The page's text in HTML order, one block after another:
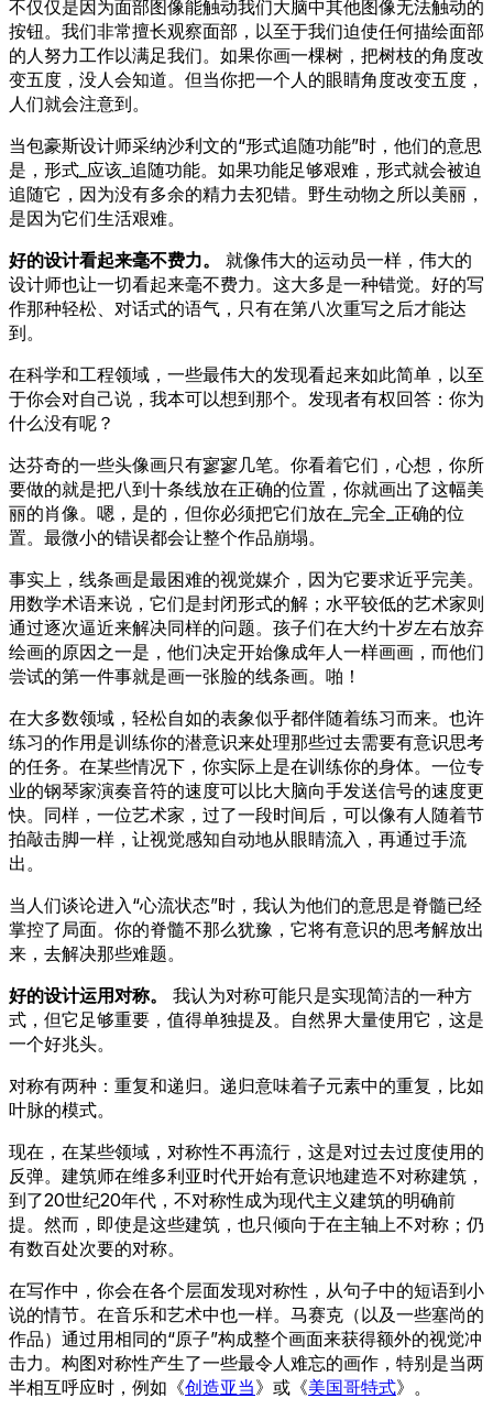
不仅仅是因为面部图像能触动我们大脑中其他图像无法触动的
按钮。我们非常擅长观察面部，以至于我们迫使任何描绘面部
的人努力工作以满足我们。如果你画一棵树，把树枝的角度改
变五度，没人会知道。但当你把一个人的眼睛角度改变五度，
人们就会注意到。
当包豪斯设计师采纳沙利文的“形式追随功能”时，他们的意思
是，形式_应该_追随功能。如果功能足够艰难，形式就会被迫
追随它，因为没有多余的精力去犯错。野生动物之所以美丽，
是因为它们生活艰难。
好的设计看起来毫不费力。
就像伟大的运动员一样，伟大的
设计师也让一切看起来毫不费力。这大多是一种错觉。好的写
作那种轻松、对话式的语气，只有在第八次重写之后才能达
到。
在科学和工程领域，一些最伟大的发现看起来如此简单，以至
于你会对自己说，我本可以想到那个。发现者有权回答：你为
什么没有呢？
达芬奇的一些头像画只有寥寥几笔。你看着它们，心想，你所
要做的就是把八到十条线放在正确的位置，你就画出了这幅美
丽的肖像。嗯，是的，但你必须把它们放在_完全_正确的位
置。最微小的错误都会让整个作品崩塌。
事实上，线条画是最困难的视觉媒介，因为它要求近乎完美。
用数学术语来说，它们是封闭形式的解；水平较低的艺术家则
通过逐次逼近来解决同样的问题。孩子们在大约十岁左右放弃
绘画的原因之一是，他们决定开始像成年人一样画画，而他们
尝试的第一件事就是画一张脸的线条画。啪！
在大多数领域，轻松自如的表象似乎都伴随着练习而来。也许
练习的作用是训练你的潜意识来处理那些过去需要有意识思考
的任务。在某些情况下，你实际上是在训练你的身体。一位专
业的钢琴家演奏音符的速度可以比大脑向手发送信号的速度更
快。同样，一位艺术家，过了一段时间后，可以像有人随着节
拍敲击脚一样，让视觉感知自动地从眼睛流入，再通过手流
出。
当人们谈论进入“心流状态”时，我认为他们的意思是脊髓已经
掌控了局面。你的脊髓不那么犹豫，它将有意识的思考解放出
来，去解决那些难题。
好的设计运用对称。
我认为对称可能只是实现简洁的一种方
式，但它足够重要，值得单独提及。自然界大量使用它，这是
一个好兆头。
对称有两种：重复和递归。递归意味着子元素中的重复，比如
叶脉的模式。
现在，在某些领域，对称性不再流行，这是对过去过度使用的
反弹。建筑师在维多利亚时代开始有意识地建造不对称建筑，
到了20世纪20年代，不对称性成为现代主义建筑的明确前
提。然而，即使是这些建筑，也只倾向于在主轴上不对称；仍
有数百处次要的对称。
在写作中，你会在各个层面发现对称性，从句子中的短语到小
说的情节。在音乐和艺术中也一样。马赛克（以及一些塞尚的
作品）通过用相同的“原子”构成整个画面来获得额外的视觉冲
击力。构图对称性产生了一些最令人难忘的画作，特别是当两
半相互呼应时，例如《创造亚当》或《美国哥特式》。